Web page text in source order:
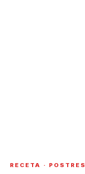
RECETA · POSTRES